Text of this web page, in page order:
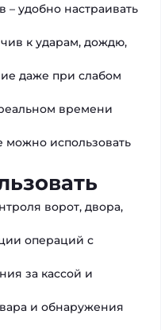
удобно настраивать
к ударам, дождю,
даже при слабом
времени
можно использовать
ворот, двора,
операций с
за кассой и
и обнаружения